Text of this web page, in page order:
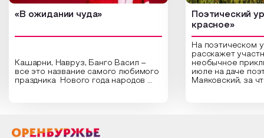
«В ожидании чуда»
Кашарни, Навруз, Банго Васил –
все это название самого любимого
праздника Нового года народов
о том, как встречают новый год в
Поэтический
красное»
На поэтическом
расскажет
необычное
июле на даче
Маяковский, за